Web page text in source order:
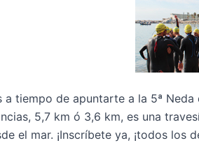
a tiempo de apuntarte a la 5ª
5,7 km ó 3,6 km, es una
el mar. ¡Inscríbete ya, ¡todos los